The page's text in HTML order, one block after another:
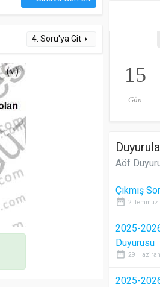
4. Soru'ya Git arrow_right
15
Gün
Aöf
Çıkmış
date_range 2 Temmuz
2025-
Duyurusu
date_range 29
2025-